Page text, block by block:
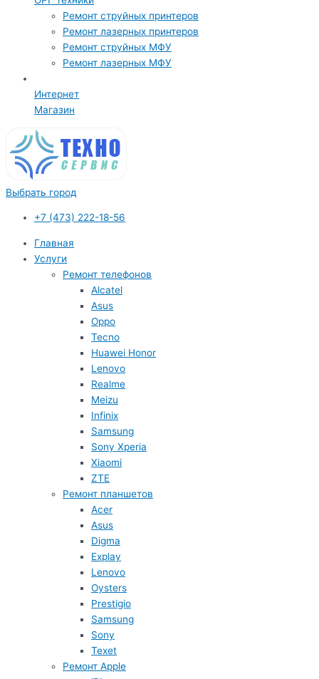
Ремонт струйных принтеров
Ремонт лазерных принтеров
Ремонт струйных МФУ
Ремонт лазерных МФУ
Интернет
Магазин
Выбрать город
+7 (473) 222-18-56
Главная
Услуги
Ремонт телефонов
Alcatel
Asus
Oppo
Tecno
Huawei Honor
Lenovo
Realme
Meizu
Infinix
Samsung
Sony Xperia
Xiaomi
ZTE
Ремонт планшетов
Acer
Asus
Digma
Explay
Lenovo
Oysters
Prestigio
Samsung
Sony
Texet
Ремонт Apple